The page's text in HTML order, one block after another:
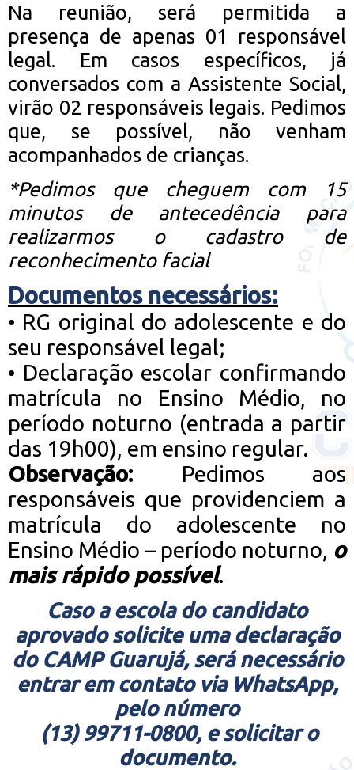
Na reunião, será permitida a
presença de apenas 01 responsável
legal. Em casos específicos, já
conversados com a Assistente Social,
virão 02 responsáveis legais. Pedimos
que, se possível, não venham
acompanhados de crianças.
*Pedimos que cheguem com 15
minutos de antecedência para
realizarmos o cadastro de
reconhecimento facial
Documentos necessários:
• RG original do adolescente e do
seu responsável legal;
• Declaração escolar confirmando
matrícula no Ensino Médio, no
período noturno (entrada a partir
das 19h00), em ensino regular.
Observação: Pedimos aos
responsáveis que providenciem a
matrícula do adolescente no
Ensino Médio – período noturno, o
mais rápido possível.
Caso a escola do candidato
aprovado solicite uma declaração
do CAMP Guarujá, será necessário
entrar em contato via WhatsApp,
pelo número
(13) 99711-0800, e solicitar o
documento.